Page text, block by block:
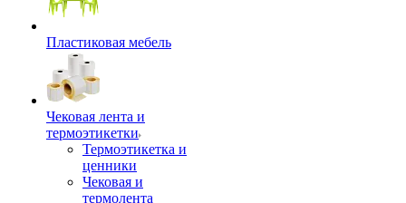
Пластиковая мебель
Чековая лента и
термоэтикетки
Термоэтикетка и
ценники
Чековая и
термолента